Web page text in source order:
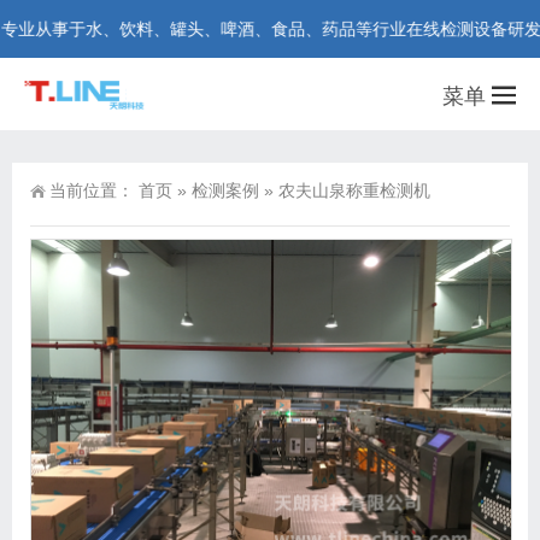
事于水、饮料、罐头、啤酒、食品、药品等行业在线检测设备研发
菜单
当前位置： 首页 » 检测案例 » 农夫山泉称重检测机